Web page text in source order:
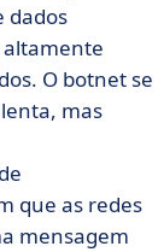
dados
O botnet se
mas
que as redes
mensagem